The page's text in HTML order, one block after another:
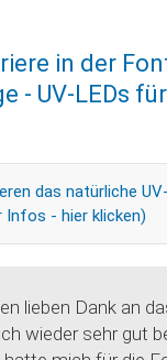
in der
- UV-LEDs
das natürliche
Infos - hier klicken)
lieben Dank an
wieder sehr gut